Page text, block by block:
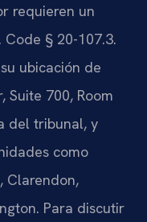
requieren un
§ 20-107.3.
ubicación de
Suite 700, Room
del tribunal, y
como
Clarendon,
Para discutir